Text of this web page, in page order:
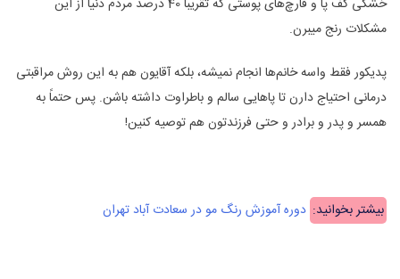
خشکی کف پا و قارچ‌های پوستی که تقریباً 40 درصد مردم دنیا از این
مشکلات رنج میبرن.
پدیکور فقط واسه خانم‌ها انجام نمیشه، بلکه آقایون هم به این روش مراقبتی
درمانی احتیاج دارن تا پاهایی سالم و باطراوت داشته باشن. پس حتماً به
همسر و پدر و برادر و حتی فرزندتون هم توصیه کنین!
بیشتر بخوانید: دوره آموزش رنگ مو در سعادت آباد تهران